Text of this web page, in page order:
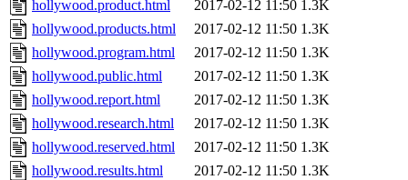
hollywood.product.html
2017-02-12 11:50 1.3K
hollywood.products.html
2017-02-12 11:50 1.3K
hollywood.program.html
2017-02-12 11:50 1.3K
hollywood.public.html
2017-02-12 11:50 1.3K
hollywood.report.html
2017-02-12 11:50 1.3K
hollywood.research.html
2017-02-12 11:50 1.3K
hollywood.reserved.html
2017-02-12 11:50 1.3K
hollywood.results.html
2017-02-12 11:50 1.3K